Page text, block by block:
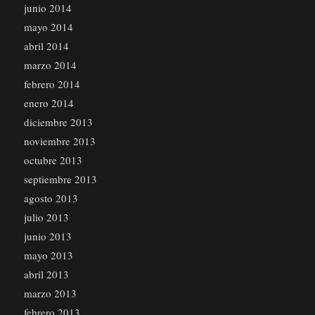
junio 2014
mayo 2014
abril 2014
marzo 2014
febrero 2014
enero 2014
diciembre 2013
noviembre 2013
octubre 2013
septiembre 2013
agosto 2013
julio 2013
junio 2013
mayo 2013
abril 2013
marzo 2013